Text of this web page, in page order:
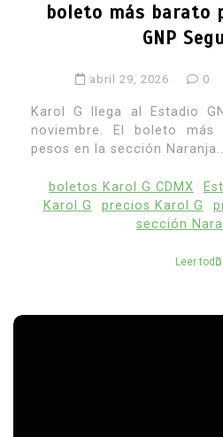
boleto más barato
GNP
abril 29, 2026 0
Karol G llega al Estadio
noviembre. El boleto más
pesos en la sección
boletos Karol G CDMX
Karol G
precios Karol G
sección
Leer todo